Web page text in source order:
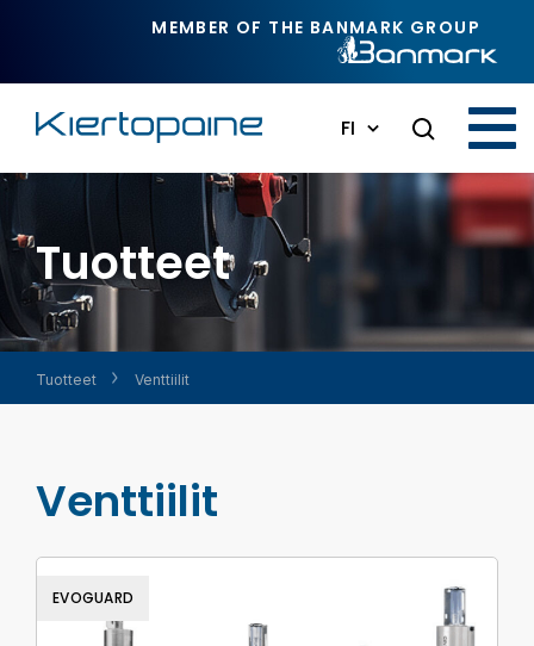
MEMBER OF THE BANMARK GROUP
FI
Tuotteet
Tuotteet Venttiilit
Venttiilit
EVOGUARD